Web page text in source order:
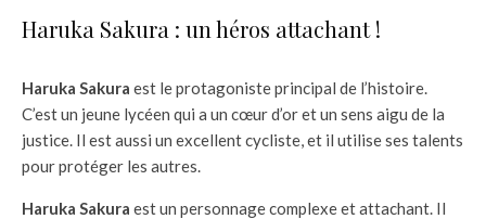
Haruka Sakura : un héros attachant !
Haruka Sakura est le protagoniste principal de l’histoire.
C’est un jeune lycéen qui a un cœur d’or et un sens aigu de la
justice. Il est aussi un excellent cycliste, et il utilise ses talents
pour protéger les autres.
Haruka Sakura est un personnage complexe et attachant. Il